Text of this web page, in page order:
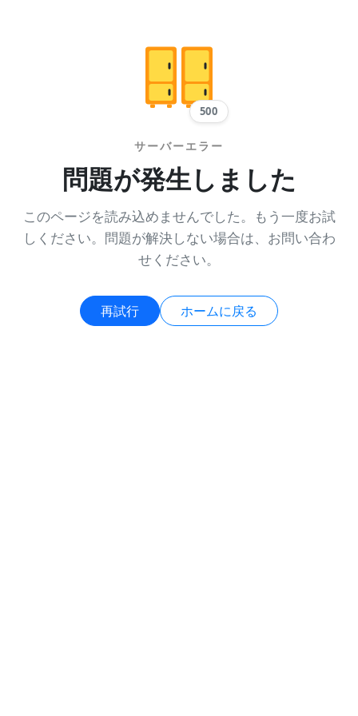
500
サーバーエラー
問題が発生しました
このページを読み込めませんでした。もう一度お試
しください。問題が解決しない場合は、お問い合わ
せください。
再試行 ホームに戻る